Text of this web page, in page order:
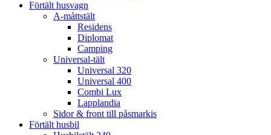
Förtält husvagn
A-måttstält
Residens
Diplomat
Camping
Universal-tält
Universal 320
Universal 400
Combi Lux
Lapplandia
Sidor & front till påsmarkis
Förtält husbil